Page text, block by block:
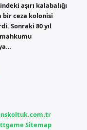
aşırı kalabalığı
ceza kolonisi
Sonraki 80 yıl
Sitemap